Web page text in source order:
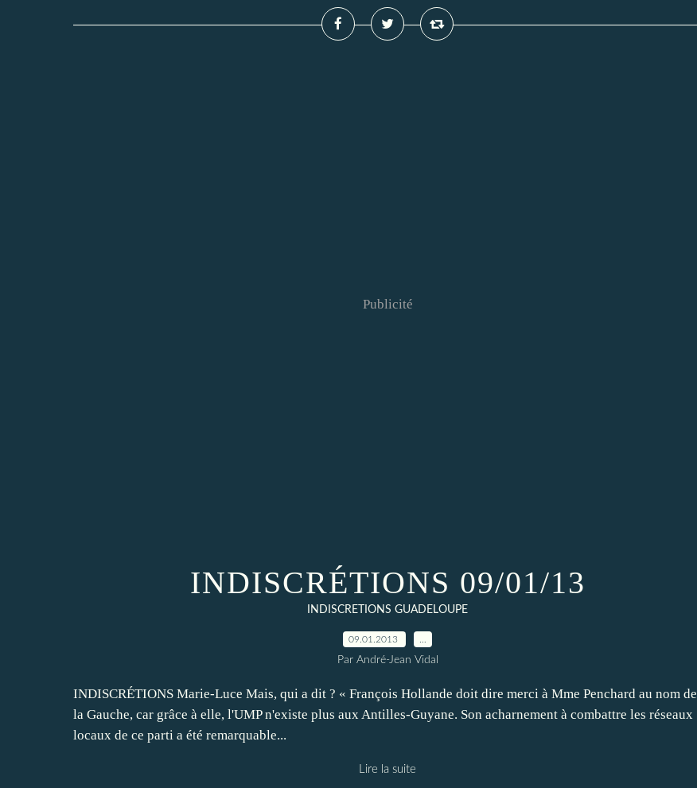
Publicité
INDISCRÉTIONS 09/01/13
INDISCRETIONS GUADELOUPE
09.01.2013
Par André-Jean Vidal
INDISCRÉTIONS Marie-Luce Mais, qui a dit ? « François Hollande doit dire merci à Mme Penchard au nom de
la Gauche, car grâce à elle, l'UMP n'existe plus aux Antilles-Guyane. Son acharnement à combattre les réseaux
locaux de ce parti a été remarquable...
Lire la suite